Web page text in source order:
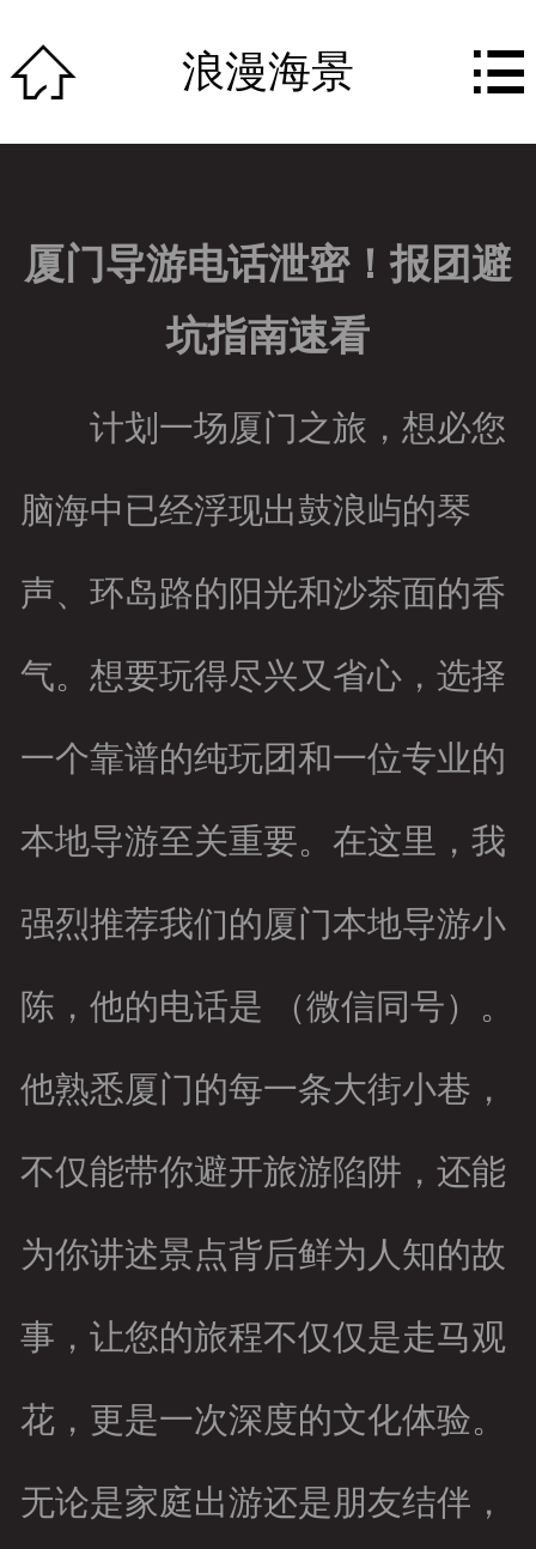
关于我们
公司动态
行业资讯
人才招聘
客户留言
 浪漫海景 
厦门导游电话泄密！报团避
坑指南速看
计划一场厦门之旅，想必您
脑海中已经浮现出鼓浪屿的琴
声、环岛路的阳光和沙茶面的香
气。想要玩得尽兴又省心，选择
一个靠谱的纯玩团和一位专业的
本地导游至关重要。在这里，我
强烈推荐我们的厦门本地导游小
陈，他的电话是 （微信同号）。
他熟悉厦门的每一条大街小巷，
不仅能带你避开旅游陷阱，还能
为你讲述景点背后鲜为人知的故
事，让您的旅程不仅仅是走马观
花，更是一次深度的文化体验。
无论是家庭出游还是朋友结伴，